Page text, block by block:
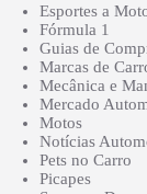
Esportes a
Fórmula 1
Guias de
Marcas de
Mecânica e
Mercado
Motos
Notícias
Pets no Carro
Picapes